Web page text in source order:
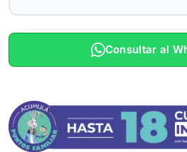
Consultar al